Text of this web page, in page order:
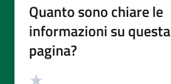
Quanto sono chiare le
informazioni su questa
pagina?
Valutazione